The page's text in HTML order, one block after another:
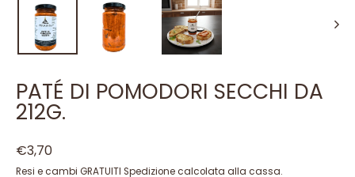
PATÉ DI POMODORI SECCHI DA
212G.
Prezzo
di
€3,70
Resi e cambi GRATUITI Spedizionecalcolata alla cassa.